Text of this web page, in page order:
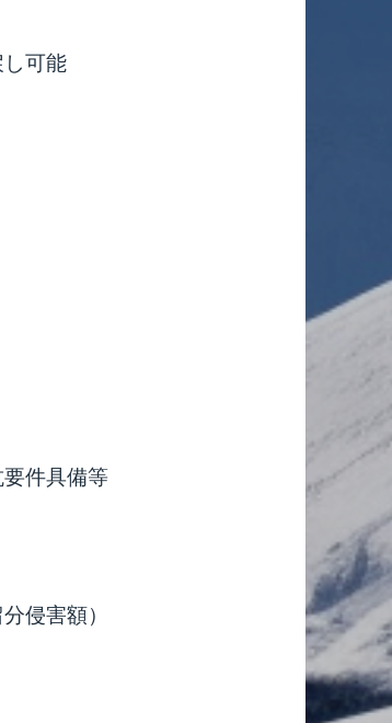
可能
件具備等
侵害額）